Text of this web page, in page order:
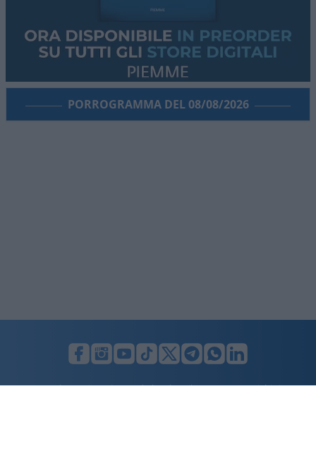
PORROGRAMMA DEL 08/08/2026
LUNIFIN S.r.l. a socio unico. Sede legale Milano, Largo F. Richini, 2/A,